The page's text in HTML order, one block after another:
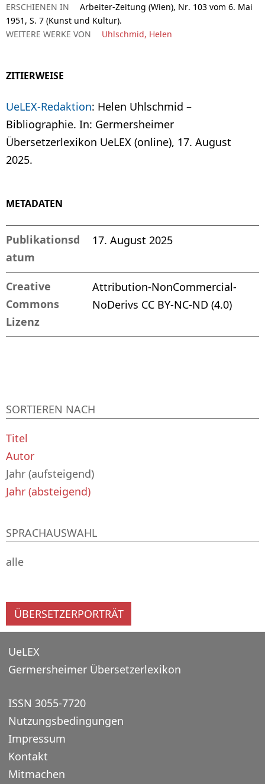
ERSCHIENEN IN
Arbeiter-Zeitung (Wien), Nr. 103 vom 6. Mai
1951, S. 7 (Kunst und Kultur).
WEITERE WERKE VON
Uhlschmid, Helen
ZITIERWEISE
UeLEX-Redaktion: Helen Uhlschmid –
Bibliographie. In: Germersheimer
Übersetzerlexikon UeLEX (online), 17. August
2025.
METADATEN
Publikationsd
atum
17. August 2025
Creative
Commons
Lizenz
Attribution-NonCommercial-
NoDerivs CC BY-NC-ND (4.0)
SORTIEREN NACH
Titel
Autor
Jahr (aufsteigend)
Jahr (absteigend)
SPRACHAUSWAHL
alle
ÜBERSETZERPORTRÄT
UeLEX
Germersheimer Übersetzerlexikon
ISSN 3055-7720
Nutzungsbedingungen
Impressum
Kontakt
Mitmachen